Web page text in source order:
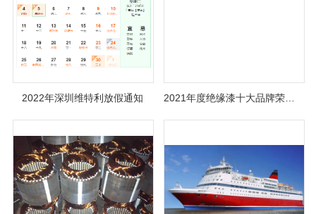
2022年深圳维特利放假通知